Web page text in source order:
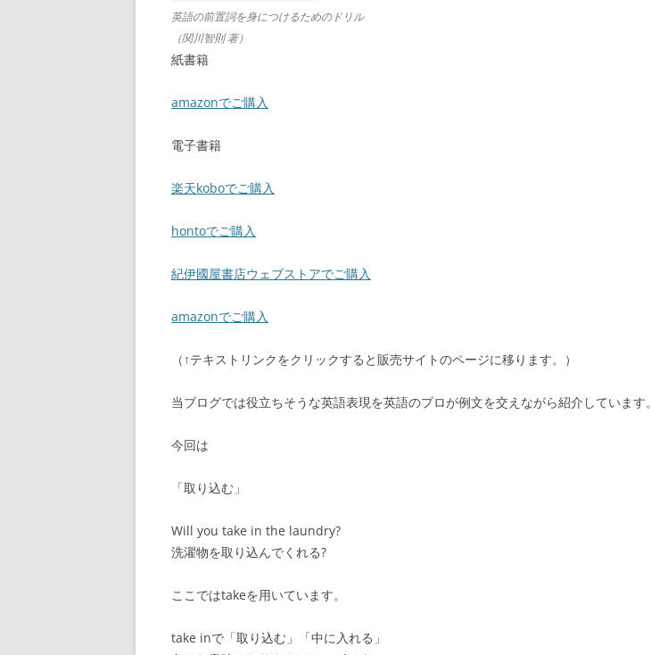
英語の前置詞を身につけるためのドリル
（関川智則 著）
紙書籍
amazonでご購入
電子書籍
楽天koboでご購入
hontoでご購入
紀伊國屋書店ウェブストアでご購入
amazonでご購入
（↑テキストリンクをクリックすると販売サイトのページに移ります。）
当ブログでは役立ちそうな英語表現を英語のプロが例文を交えながら紹介しています。
今回は
「取り込む」
Will you take in the laundry?
洗濯物を取り込んでくれる?
ここではtakeを用いています。
take inで「取り込む」「中に入れる」